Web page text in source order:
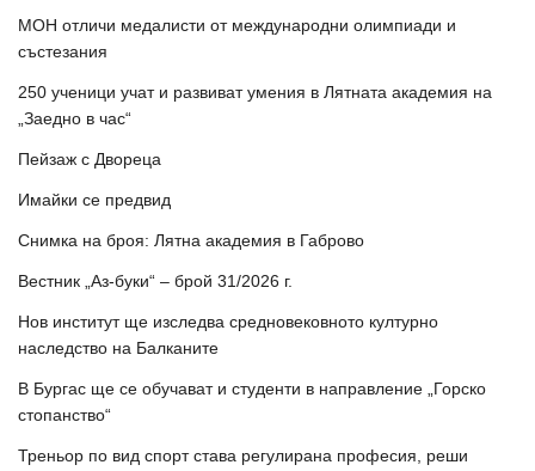
МОН отличи медалисти от международни олимпиади и
състезания
250 ученици учат и развиват умения в Лятната академия на
„Заедно в час“
Пейзаж с Двореца
Имайки се предвид
Снимка на броя: Лятна академия в Габрово
Вестник „Аз-буки“ – брой 31/2026 г.
Нов институт ще изследва средновековното културно
наследство на Балканите
В Бургас ще се обучават и студенти в направление „Горско
стопанство“
Треньор по вид спорт става регулирана професия, реши